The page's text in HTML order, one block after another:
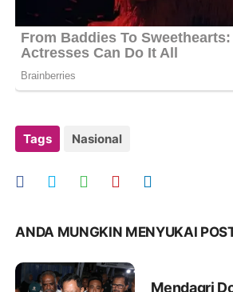
Tags Nasional
ANDA MUNGKIN MENYUKAI
Mendagri